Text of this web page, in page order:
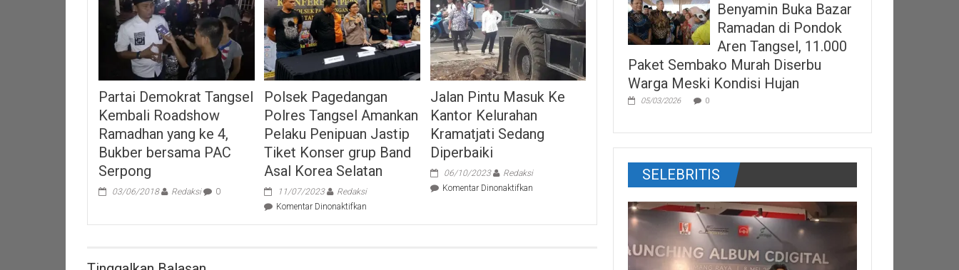
Partai Demokrat Tangsel
Kembali Roadshow
Ramadhan yang ke 4,
Bukber bersama PAC
Serpong
03/06/2018 Redaksi 0
Polsek Pagedangan
Polres Tangsel Amankan
Pelaku Penipuan Jastip
Tiket Konser grup Band
Asal Korea Selatan
11/07/2023
Redaksi
Komentar Dinonaktifkan
Jalan Pintu Masuk Ke
Kantor Kelurahan
Kramatjati Sedang
Diperbaiki
06/10/2023
Redaksi
Komentar Dinonaktifkanpada
Masuk
Benyamin Buka Bazar
Ramadan di Pondok
Aren Tangsel, 11.000
Paket Sembako Murah Diserbu
Warga Meski Kondisi Hujan
05/03/2026 0
SELEBRITIS